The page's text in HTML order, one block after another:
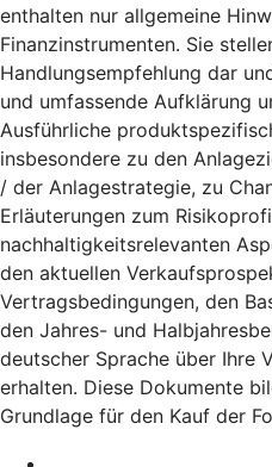
enthalten nur allgemeine
Finanzinstrumenten. Sie
Handlungsempfehlung dar
und umfassende Aufklärung
Ausführliche
insbesondere zu den
/ der Anlagestrategie, zu
Erläuterungen zum
nachhaltigkeitsrelevanten
den aktuellen
Vertragsbedingungen, den
den Jahres- und
deutscher Sprache über Ihre
erhalten. Diese Dokumente
Grundlage für den Kauf der